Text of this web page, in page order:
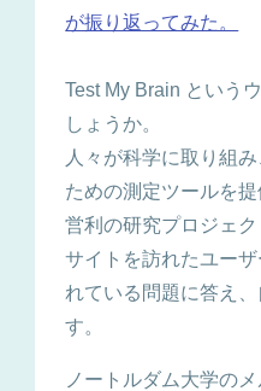
が振り返ってみた。
Test My Brain という
しょうか。
人々が科学に取り組
ための測定ツールを
営利の研究プロジェク
サイトを訪れたユー
れている問題に答え
す。
ノートルダム大学の